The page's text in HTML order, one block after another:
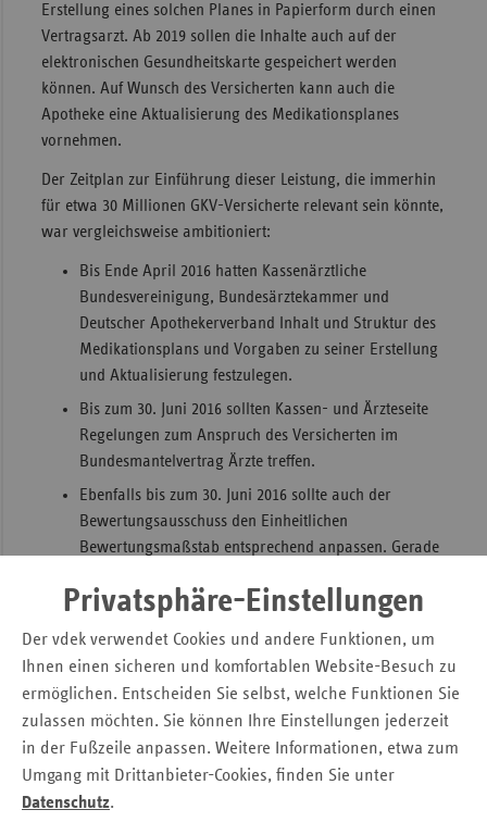
Privatsphäre-Einstellungen
Der vdek verwendet Cookies und andere Funktionen, um
Ihnen einen sicheren und komfortablen Website-Besuch zu
ermöglichen. Entscheiden Sie selbst, welche Funktionen Sie
zulassen möchten. Sie können Ihre Einstellungen jederzeit
in der Fußzeile anpassen. Weitere Informationen, etwa zum
Umgang mit Drittanbieter-Cookies, finden Sie unter
Datenschutz.
Erstellung eines solchen Planes in Papierform durch einen
Vertragsarzt. Ab 2019 sollen die Inhalte auch auf der
elektronischen Gesundheitskarte gespeichert werden
können. Auf Wunsch des Versicherten kann auch die
Apotheke eine Aktualisierung des Medikationsplanes
vornehmen.
Der Zeitplan zur Einführung dieser Leistung, die immerhin
für etwa 30 Millionen GKV-Versicherte relevant sein könnte,
war vergleichsweise ambitioniert:
Bis Ende April 2016 hatten Kassenärztliche
Bundesvereinigung, Bundesärztekammer und
Deutscher Apothekerverband Inhalt und Struktur des
Medikationsplans und Vorgaben zu seiner Erstellung
und Aktualisierung festzulegen.
Bis zum 30. Juni 2016 sollten Kassen- und Ärzteseite
Regelungen zum Anspruch des Versicherten im
Bundesmantelvertrag Ärzte treffen.
Ebenfalls bis zum 30. Juni 2016 sollte auch der
Bewertungsausschuss den Einheitlichen
Bewertungsmaßstab entsprechend anpassen. Gerade
Referentenentwurf des Gesetzes zunächst noch keine
vertragsärztlichen Versorgung sei.
Aufbau und Inhalte des
Medikationsplans
Der Medikationsplan wird im Regelfall durch den